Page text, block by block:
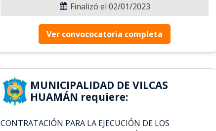
Finalizó el 02/01/2023
Ver convococatoria completa
MUNICIPALIDAD DE VILCAS
HUAMÁN requiere:
CONTRATACIÓN PARA LA EJECUCIÓN DE LOS